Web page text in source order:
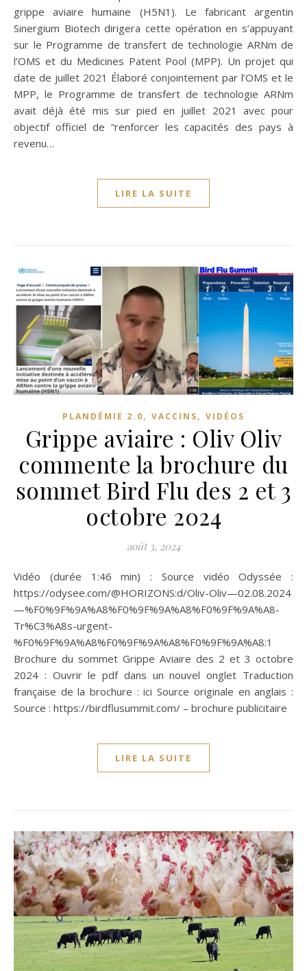
grippe aviaire humaine (H5N1). Le fabricant argentin
Sinergium Biotech dirigera cette opération en s’appuyant
sur le Programme de transfert de technologie ARNm de
l’OMS et du Medicines Patent Pool (MPP). Un projet qui
date de juillet 2021 Élaboré conjointement par l’OMS et le
MPP, le Programme de transfert de technologie ARNm
avait déjà été mis sur pied en juillet 2021 avec pour
objectif officiel de “renforcer les capacités des pays à
revenu…
LIRE LA SUITE
PLANDÉMIE 2.0, VACCINS, VIDÉOS
Grippe aviaire : Oliv Oliv
commente la brochure du
sommet Bird Flu des 2 et 3
octobre 2024
août 3, 2024
Vidéo (durée 1:46 min) : Source vidéo Odyssée :
https://odysee.com/@HORIZONS:d/Oliv-Oliv—02.08.2024
—%F0%9F%9A%A8%F0%9F%9A%A8%F0%9F%9A%A8-
Tr%C3%A8s-urgent-
%F0%9F%9A%A8%F0%9F%9A%A8%F0%9F%9A%A8:1
Brochure du sommet Grippe Aviaire des 2 et 3 octobre
2024 : Ouvrir le pdf dans un nouvel onglet Traduction
française de la brochure : ici Source originale en anglais :
Source : https://birdflusummit.com/ – brochure publicitaire
LIRE LA SUITE